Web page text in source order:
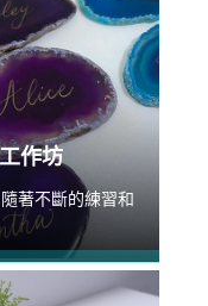
作坊
著不斷的練習和